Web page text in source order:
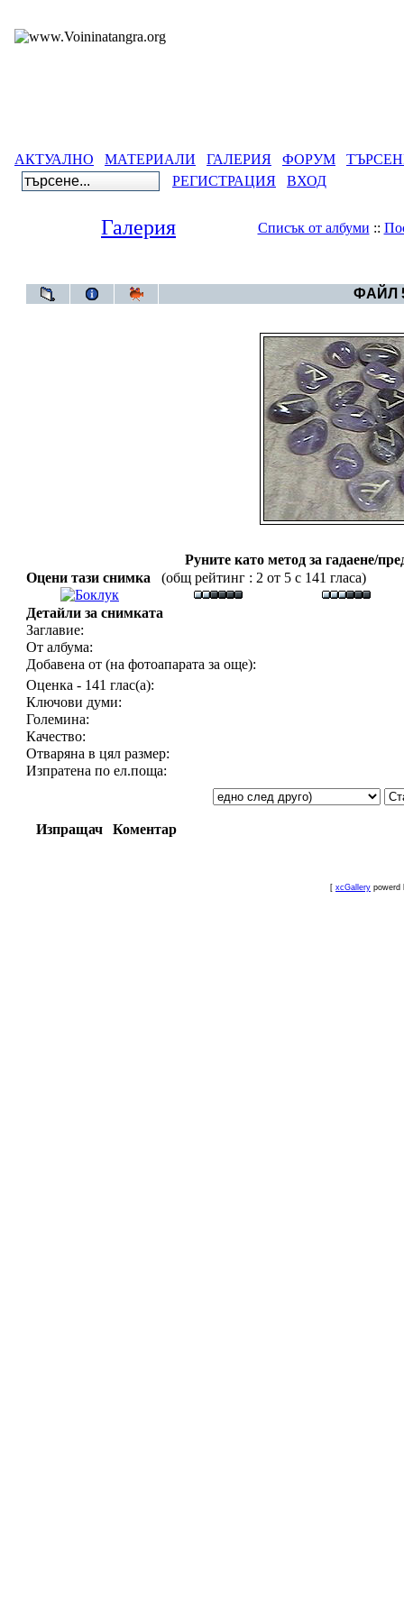
АКТУАЛНО МАТЕРИАЛИ ГАЛЕРИЯ ФОРУМ
РЕГИСТРАЦИЯ
ВХОД
Галерия Списък от албуми ::
ФАЙЛ
Руните като метод за гадаене/
Оцени тази снимка
(общ рейтинг : 2 от 5 с 141 гласа)
Детайли за снимката
Заглавие:
От албума:
Добавена от (на фотоапарата за още):
Оценка - 141 глас(а):
Ключови думи:
Големина:
Качество:
Отваряна в цял размер:
Изпратена по ел.поща:
Изпращач Коментар
[ xcGallery